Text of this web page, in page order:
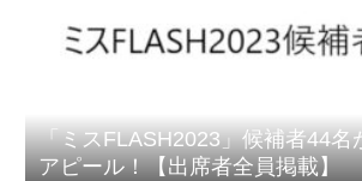
「ミスFLASH2023」候補者44名
アピール！【出席者全員掲載】